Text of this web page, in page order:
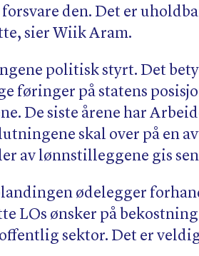
den. Det er
sier Wiik Aram.
politisk styrt. Det
føringer på statens
De siste årene har
skal over på en
av lønnstilleggene gis
ødelegger
LOs ønsker på bekostning
sektor. Det er